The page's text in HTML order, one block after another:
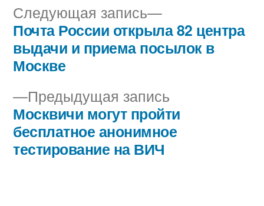
Навигация
по
записям
Предыдущая запись
запись:
Москвичи могут пройти
бесплатное анонимное
тестирование на ВИЧ
Следующая запись
Следующая
запись:
Почта России открыла 82 центра
выдачи и приема посылок в
Москве